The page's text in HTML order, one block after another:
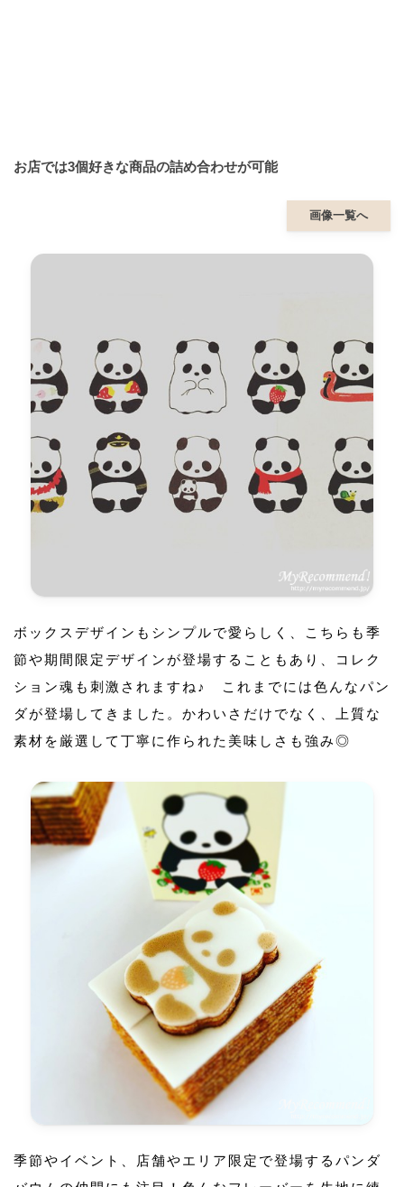
お店では3個好きな商品の詰め合わせが可能
画像一覧へ
ボックスデザインもシンプルで愛らしく、こちらも季
節や期間限定デザインが登場することもあり、コレク
ション魂も刺激されますね♪ これまでには色んなパン
ダが登場してきました。かわいさだけでなく、上質な
素材を厳選して丁寧に作られた美味しさも強み◎
季節やイベント、店舗やエリア限定で登場するパンダ